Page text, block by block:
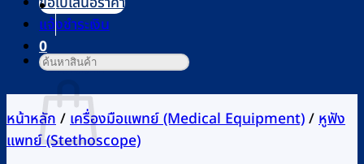
0
ตะกร้าสินค้า
แจ้งชำระเงิน
ค้นหา:
หน้าหลัก/เครื่องมือแพทย์ (Medical Equipment)/หูฟัง
แพทย์ (Stethoscope)